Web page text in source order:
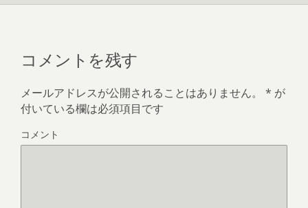
コメントを残す
メールアドレスが公開されることはありません。 * が
付いている欄は必須項目です
コメント